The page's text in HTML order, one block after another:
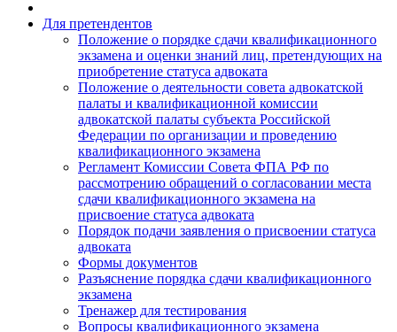
Для претендентов
Положение о порядке сдачи квалификационного
экзамена и оценки знаний лиц, претендующих на
приобретение статуса адвоката
Положение о деятельности совета адвокатской
палаты и квалификационной комиссии
адвокатской палаты субъекта Российской
Федерации по организации и проведению
квалификационного экзамена
Регламент Комиссии Совета ФПА РФ по
рассмотрению обращений о согласовании места
сдачи квалификационного экзамена на
присвоение статуса адвоката
Порядок подачи заявления о присвоении статуса
адвоката
Формы документов
Разъяснение порядка сдачи квалификационного
экзамена
Тренажер для тестирования
Вопросы квалификационного экзамена